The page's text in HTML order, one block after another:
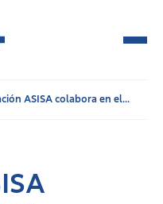
ASISA colabora en el...